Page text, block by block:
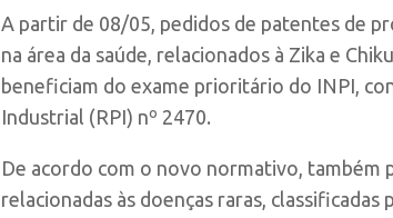
A partir de 08/05, pedidos de patentes de
na área da saúde, relacionados à Zika e
beneficiam do exame prioritário do INPI,
Industrial (RPI) nº 2470.
De acordo com o novo normativo, também
relacionadas às doenças raras,